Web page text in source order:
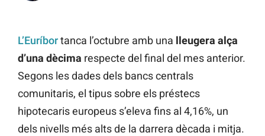
L’Euríbortanca l’octubre amb una lleugera alça
d’una dècima respecte del final del mes anterior.
Segons les dades dels bancs centrals
comunitaris, el tipus sobre els préstecs
hipotecaris europeus s’eleva fins al 4,16%, un
dels nivells més alts de la darrera dècada i mitja.